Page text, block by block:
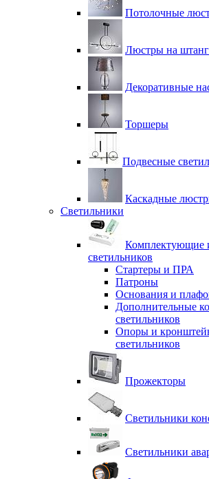
Потолочные
Люстры на
Декоративные
Торшеры
Подвесные
Каскадные
Светильники
Комплектующие
светильников
Стартеры и ПРА
Патроны
Основания и
Дополнительные
светильников
Опоры и
светильников
Прожекторы
Светильники
Светильники